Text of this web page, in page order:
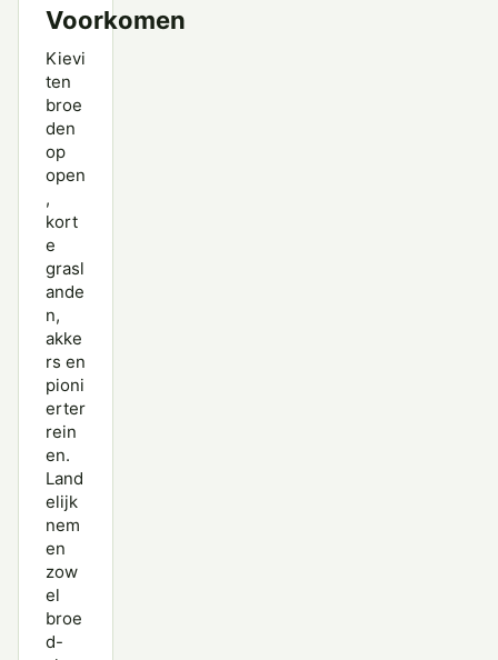
Voorkomen
Kievi
ten
broe
den
op
open
,
kort
e
grasl
ande
n,
akke
rs en
pioni
erter
rein
en.
Land
elijk
nem
en
zow
el
broe
d-